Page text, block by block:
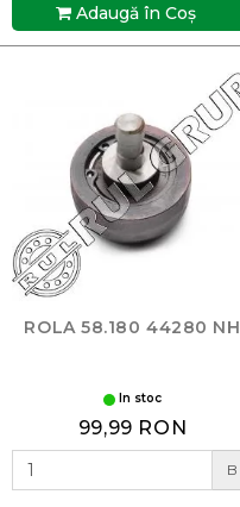
Adaugă în Coş
ROLA 58.180 44280 NH
In stoc
99,99 RON
B